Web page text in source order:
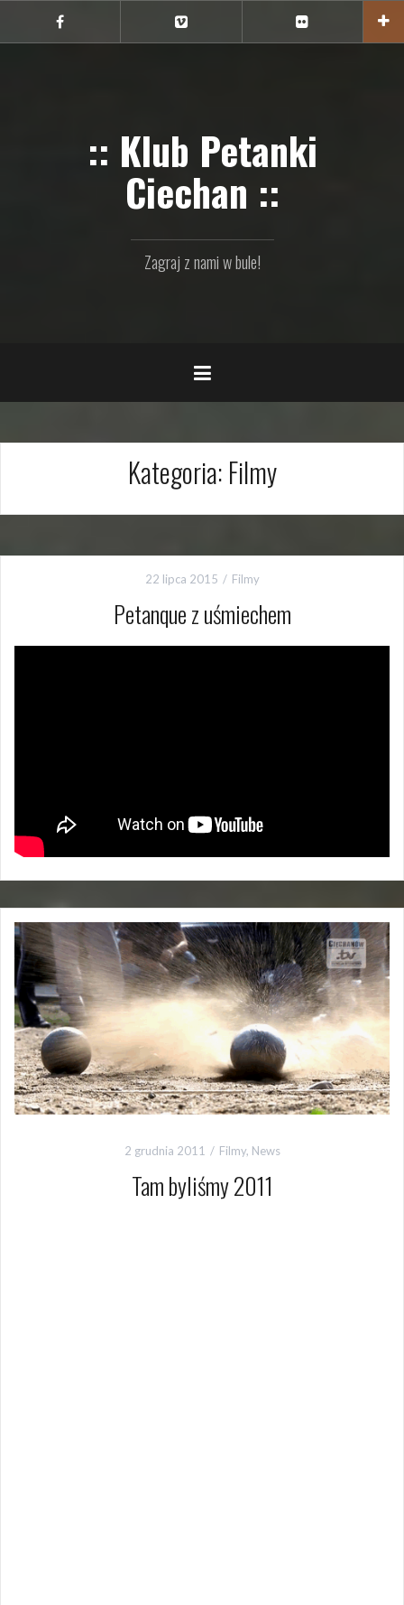
treści
Ciechan
na
na
na
:: Klub Petanki
Ciechan ::
Zagraj z nami w bule!
Kategoria: Filmy
22 lipca 2015 Filmy
Petanque z uśmiechem
2 grudnia 2011 Filmy, News
Tam byliśmy 2011